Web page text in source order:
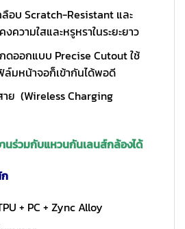
อบ Scratch-Resistant และ
ความใสและหรูหราในระยะยาว
ออกแบบ Precise Cutout ใช้
ล์มหน้าจอก็เข้ากันได้พอดี
าย (Wireless Charging
นร่วมกับแหวนกันเลนส์กล้องได้
+ PC + Zync Alloy